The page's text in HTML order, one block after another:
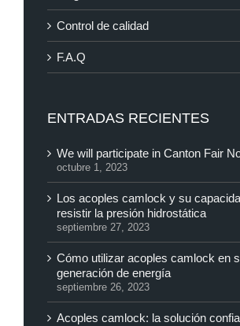
Control de calidad
F.A.Q
ENTRADAS RECIENTES
We will participate in Canton Fair
octubre 1, 2023
Los acoples camlock y su
resistir la presión hidrostática
septiembre 27, 2023
Cómo utilizar acoples camlock en
generación de energía
septiembre 26, 2023
Acoples camlock: la solución